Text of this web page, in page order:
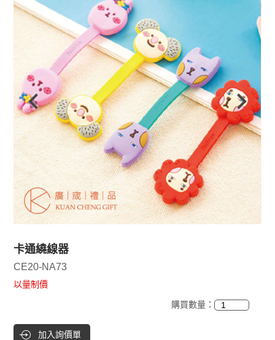
卡通繞線器
CE20-NA73
以量制價
購買數量：
加入詢價單